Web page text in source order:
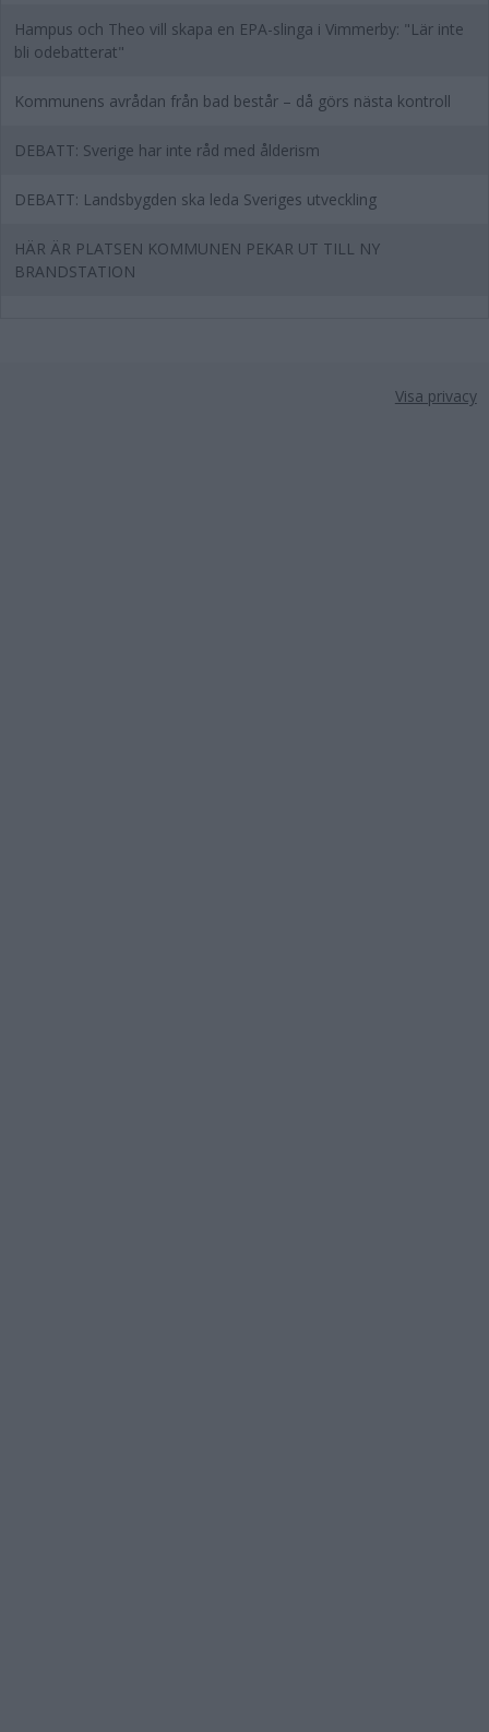
Hampus och Theo vill skapa en EPA-slinga i Vimmerby: "Lär inte
bli odebatterat"
Kommunens avrådan från bad består – då görs nästa kontroll
DEBATT: Sverige har inte råd med ålderism
DEBATT: Landsbygden ska leda Sveriges utveckling
HÄR ÄR PLATSEN KOMMUNEN PEKAR UT TILL NY
BRANDSTATION
Visa privacy